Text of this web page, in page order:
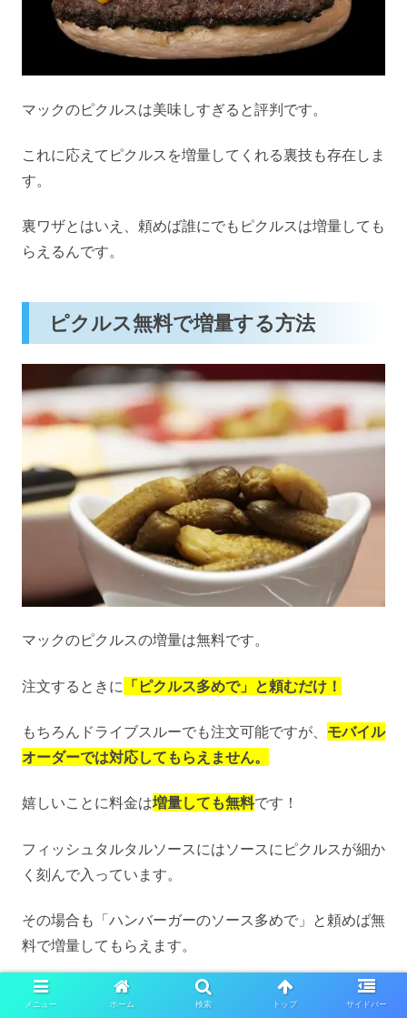
マックのピクルスは美味しすぎると評判です。
これに応えてピクルスを増量してくれる裏技も存在しま
す。
裏ワザとはいえ、頼めば誰にでもピクルスは増量しても
らえるんです。
ピクルス無料で増量する方法
マックのピクルスの増量は無料です。
注文するときに 「ピクルス多めで」と頼むだけ！
もちろんドライブスルーでも注文可能ですが、 モバイル
オーダーでは対応してもらえません。
嬉しいことに料金は増量しても無料です！
フィッシュタルタルソースにはソースにピクルスが細か
く刻んで入っています。
その場合も「ハンバーガーのソース多めで」と頼めば無
料で増量してもらえます。
しかし、もともとピクルスがついていないメニューにピ
メニュー ホーム 検索 トップ サイドバー